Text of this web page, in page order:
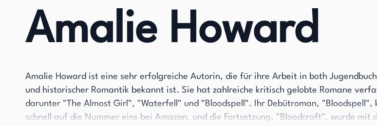
Amalie Howard
Amalie Howard ist eine sehr erfolgreiche Autorin, die für ihre Arbeit in both
und historischer Romantik bekannt ist. Sie hat zahlreiche kritisch gelobte Romane
darunter "The Almost Girl", "Waterfell" und "Bloodspell". Ihr Debütroman, "Bloodspell",
schnell auf die Nummer eins bei Amazon, und die Fortsetzung, "Bloodcraft", wurde mit